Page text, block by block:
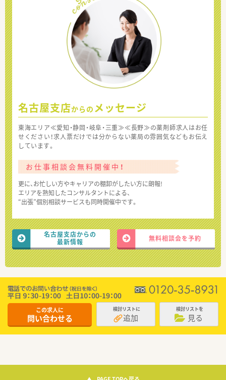
名古屋支店からの メッセージ
東海エリア≪愛知・静岡・岐阜・三重≫≪長野≫の薬剤師求人はお任
せください！求人票だけでは分からない薬局の雰囲気などもお伝え
しています。
お仕事相談会無料開催中！
更に、お忙しい方やキャリアの棚卸がしたい方に朗報!
エリアを熟知したコンサルタントによる、
“出張”個別相談サービスも同時開催中です。
名古屋支店からの
最新情報
無料相談会を予約
この求人に
問い合わせる
検討リストに
追加
検討リストを
見る